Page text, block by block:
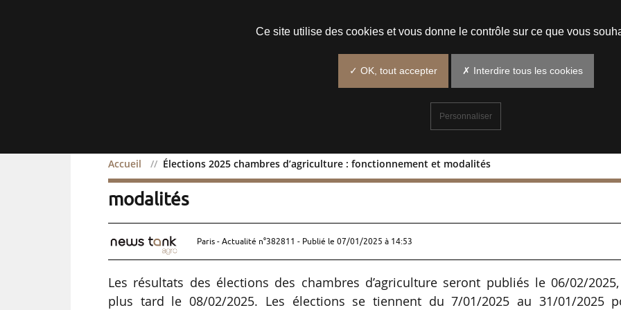
Accueil Élections 2025 chambres d’agriculture : fonctionnement et modalités
Élections 2025 chambres d’agriculture : fonctionnement et
modalités
Paris - Actualité n°382811 - Publié le 07/01/2025 à 14:53
Les résultats des élections des chambres d’agriculture seront publiés le 06/02/
plus tard le 08/02/2025. Les élections se tiennent du 7/01/2025 au 31/01/2025
Ce site utilise des cookies et vous donne le contrôle sur ce que vous
✓ OK, tout accepter ✗ Interdire tous les cookies
Personnaliser